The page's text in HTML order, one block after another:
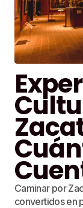
Caminar por
convertidos en